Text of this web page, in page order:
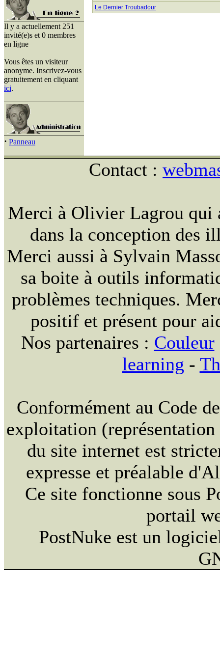
Il y a actuellement 251
invité(e)s et 0 membres
en ligne
Vous êtes un visiteur
anonyme. Inscrivez-vous
gratuitement en cliquant
ici.
· Panneau
Le Dernier Troubadour
Contact :
Merci à Olivier Lagrou qui
dans la conception des
Merci aussi à Sylvain
sa boite à outils
problèmes techniques.
positif et présent pour
Nos partenaires : Couleur
learning -
Conformément au Code
exploitation
du site internet est
expresse et préalable
Ce site fonctionne sous
portail
PostNuke est un